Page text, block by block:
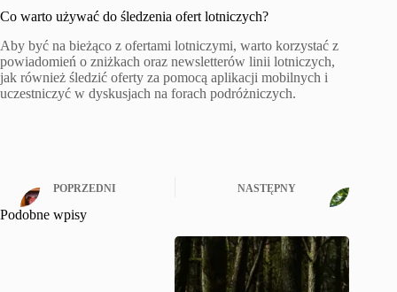
Co warto używać do śledzenia ofert lotniczych?
Aby być na bieżąco z ofertami lotniczymi, warto korzystać z
powiadomień o zniżkach oraz newsletterów linii lotniczych,
jak również śledzić oferty za pomocą aplikacji mobilnych i
uczestniczyć w dyskusjach na forach podróżniczych.
POPRZEDNI NASTĘPNY
Podobne wpisy